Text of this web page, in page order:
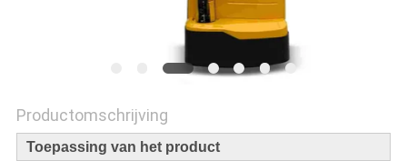
Productomschrijving
Toepassing van het product